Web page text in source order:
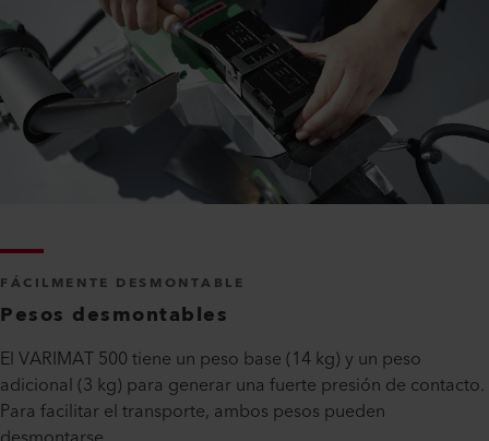
FÁCILMENTE DESMONTABLE
Pesos desmontables
El VARIMAT 500 tiene un peso base (14 kg) y un peso
adicional (3 kg) para generar una fuerte presión de contacto.
Para facilitar el transporte, ambos pesos pueden